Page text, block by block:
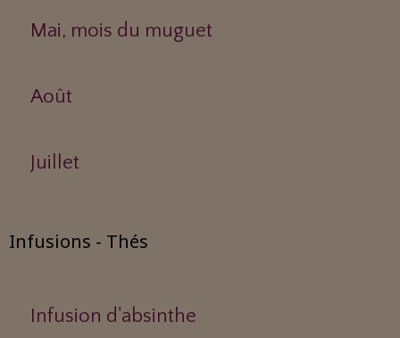
Mai, mois du muguet
Août
Juillet
Infusions - Thés
Infusion d'absinthe